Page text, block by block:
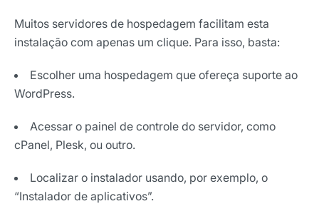
Muitos servidores de hospedagem facilitam esta
instalação com apenas um clique. Para isso, basta:
Escolher uma hospedagem que ofereça suporte ao
WordPress.
Acessar o painel de controle do servidor, como
cPanel, Plesk, ou outro.
Localizar o instalador usando, por exemplo, o
“Instalador de aplicativos”.